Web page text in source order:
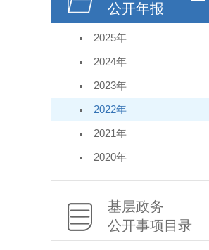
公开年报
2025年
2024年
2023年
2022年
2021年
2020年
基层政务
公开事项目录